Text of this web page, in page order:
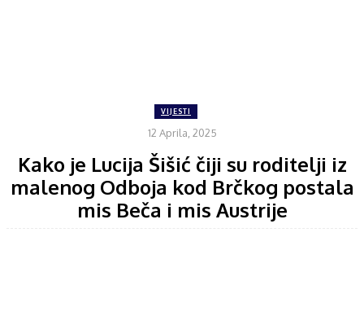
VIJESTI
12 Aprila, 2025
Kako je Lucija Šišić čiji su roditelji iz
malenog Odboja kod Brčkog postala
mis Beča i mis Austrije